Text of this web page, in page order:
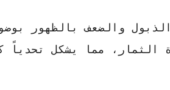
والضعف بالظهور
الثمار، مما يشكل تحدياً